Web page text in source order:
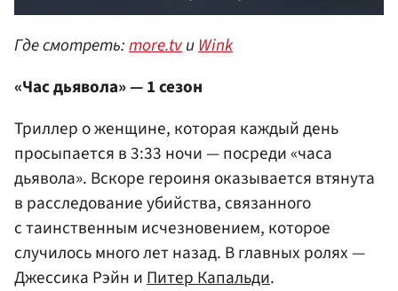
Где смотреть:more.tvиWink
«Час дьявола» — 1 сезон
Триллер о женщине, которая каждый день
просыпается в 3:33 ночи — посреди «часа
дьявола». Вскоре героиня оказывается втянута
в расследование убийства, связанного
с таинственным исчезновением, которое
случилось много лет назад. В главных ролях —
Джессика Рэйн иПитер Капальди.